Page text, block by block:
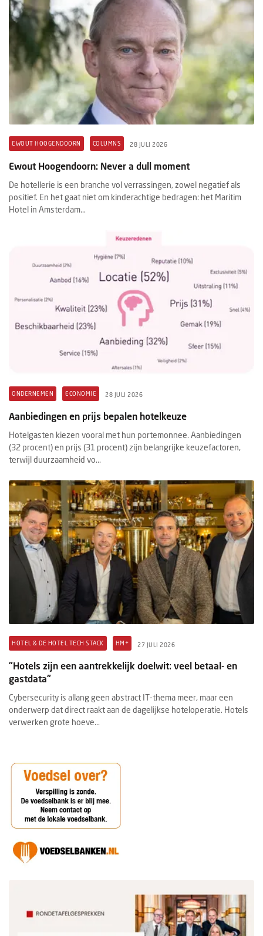
EWOUT HOOGENDOORN COLUMNS 28 JULI 2026
Ewout Hoogendoorn: Never a dull moment
De hotellerie is een branche vol verrassingen, zowel negatief als
positief. En het gaat niet om kinderachtige bedragen: het Maritim
Hotel in Amsterdam...
ONDERNEMEN ECONOMIE 28 JULI 2026
Aanbiedingen en prijs bepalen hotelkeuze
Hotelgasten kiezen vooral met hun portemonnee. Aanbiedingen
(32 procent) en prijs (31 procent) zijn belangrijke keuzefactoren,
terwijl duurzaamheid vo...
HOTEL & DE HOTEL TECH STACK HM+ 27 JULI 2026
"Hotels zijn een aantrekkelijk doelwit: veel betaal- en
gastdata"
Cybersecurity is allang geen abstract IT-thema meer, maar een
onderwerp dat direct raakt aan de dagelijkse hoteloperatie. Hotels
verwerken grote hoeve...